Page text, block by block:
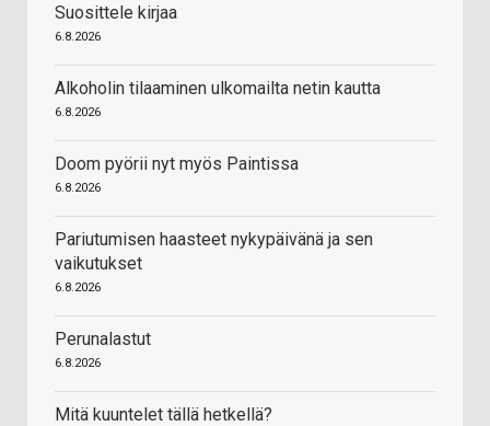
Suosittele kirjaa
6.8.2026
Alkoholin tilaaminen ulkomailta netin kautta
6.8.2026
Doom pyörii nyt myös Paintissa
6.8.2026
Pariutumisen haasteet nykypäivänä ja sen
vaikutukset
6.8.2026
Perunalastut
6.8.2026
Mitä kuuntelet tällä hetkellä?